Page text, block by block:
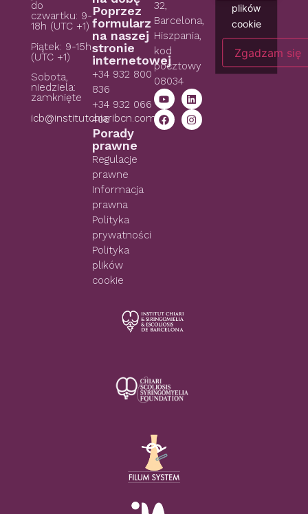
do
czwartku: 9-
18h (UTC +1)
Piątek: 9-15h
(UTC +1)
Sobota,
niedziela:
zamknięte
icb@institutchiaribcn.com
Poprzez
formularz
na naszej
stronie
internetowej
+34 932 800
836
+34 932 066
406
Porady
prawne
Regulacje
prawne
Informacja
prawna
Polityka
prywatności
Polityka
plików
cookie
32,
Barcelona,
Hiszpania,
kod
pocztowy
08034
plików
cookie
Zgadzam się